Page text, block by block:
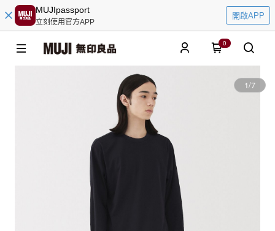
MUJIpassport
立刻使用官方APP
開啟APP
0
1/7